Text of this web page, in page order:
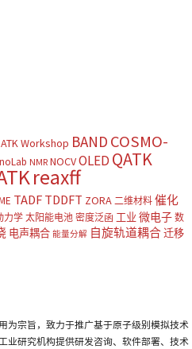
ATK Workshop BAND COSMO-
NMR NOCVOLED QATK
reaxff
TADF TDDFT ZORA 二维材料 催化
力学 太阳能电池 密度泛函 工业 微电子 数
电声耦合 能量分解 自旋轨道耦合迁移
为宗旨，致力于推广基于原子级别模拟技术
业研究机构提供研发咨询、软件部署、技术